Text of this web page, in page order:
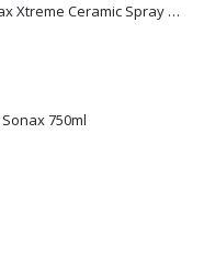
Selador Cerâmico Sonax Xtreme Ceramic Spray + Seal (750ml)
750ml